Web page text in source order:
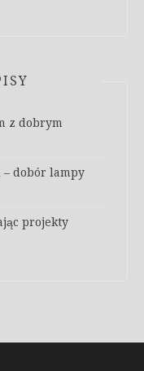
z dobrym
– dobór lampy
projekty